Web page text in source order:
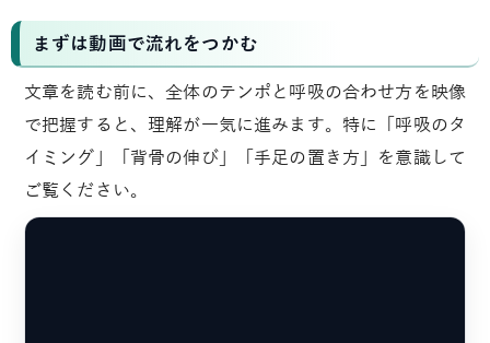
まずは動画で流れをつかむ
文章を読む前に、全体のテンポと呼吸の合わせ方を映像
で把握すると、理解が一気に進みます。特に「呼吸のタ
イミング」「背骨の伸び」「手足の置き方」を意識して
ご覧ください。